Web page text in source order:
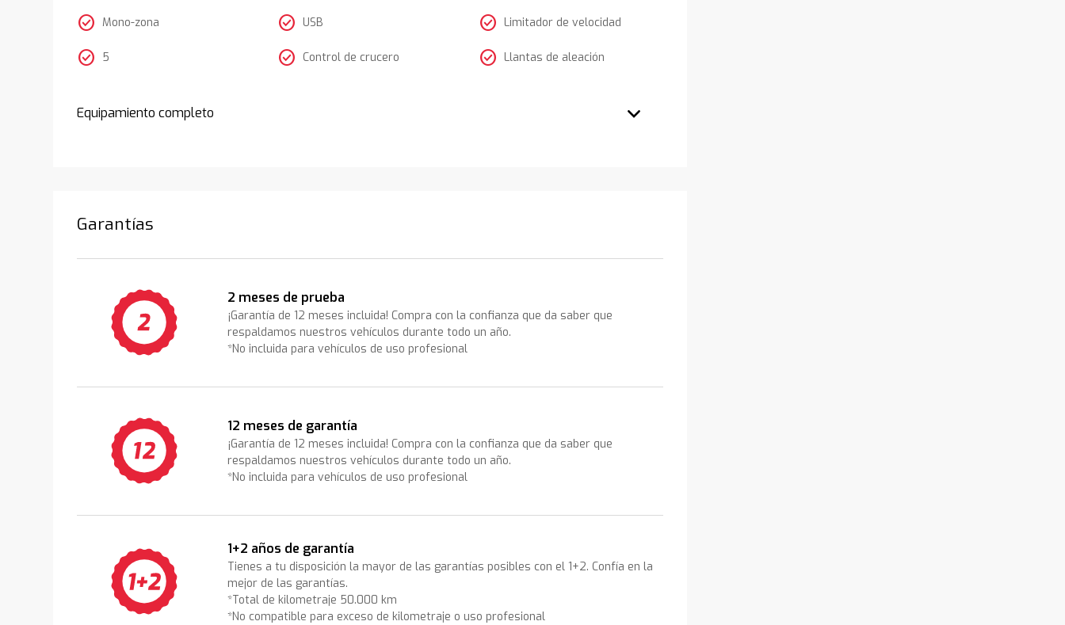
check_circle Mono-zona
check_circle 5
check_circle USB
check_circle Control de crucero
check_circle Limitador de velocidad
check_circle Llantas de aleación
Equipamiento completo
Garantías
2 meses de prueba
¡Garantía de 12 meses incluida! Compra con la confianza que da saber que
respaldamos nuestros vehículos durante todo un año.
*No incluida para vehículos de uso profesional
12 meses de garantía
¡Garantía de 12 meses incluida! Compra con la confianza que da saber que
respaldamos nuestros vehículos durante todo un año.
*No incluida para vehículos de uso profesional
1+2 años de garantía
Tienes a tu disposición la mayor de las garantías posibles con el 1+2. Confía en la
mejor de las garantías.
*Total de kilometraje 50.000 km
*No compatible para exceso de kilometraje o uso profesional